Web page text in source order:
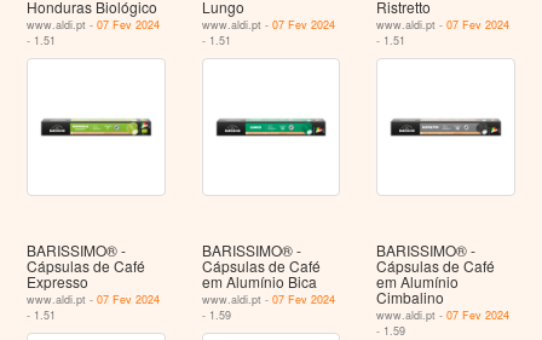
Honduras Biológico
www.aldi.pt -07 Fev 2024
- 1.51
Lungo
www.aldi.pt - 07 Fev 2024
- 1.51
Ristretto
www.aldi.pt -07 Fev 2024
- 1.51
BARISSIMO® -
Cápsulas de Café
Expresso
www.aldi.pt -07 Fev 2024
- 1.51
BARISSIMO® -
Cápsulas de Café
em Alumínio Bica
www.aldi.pt - 07 Fev 2024
- 1.59
BARISSIMO® -
Cápsulas de Café
em Alumínio
Cimbalino
www.aldi.pt -07 Fev 2024
- 1.59